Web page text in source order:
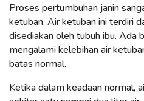
Proses pertumbuhan janin
ketuban. Air ketuban ini terdiri
disediakan oleh tubuh ibu. Ada
mengalami kelebihan air
batas normal.
Ketika dalam keadaan normal,